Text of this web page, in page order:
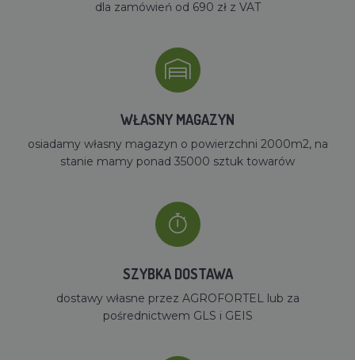
dla zamówień od 690 zł z VAT
WŁASNY MAGAZYN
osiadamy własny magazyn o powierzchni 2000m2, na
stanie mamy ponad 35000 sztuk towarów
SZYBKA DOSTAWA
dostawy własne przez AGROFORTEL lub za
pośrednictwem GLS i GEIS